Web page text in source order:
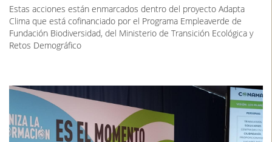
Estas acciones están enmarcados dentro del proyecto Adapta
Clima que está cofinanciado por el Programa Empleaverde de
Fundación Biodiversidad, del Ministerio de Transición Ecológica y
Retos Demográfico